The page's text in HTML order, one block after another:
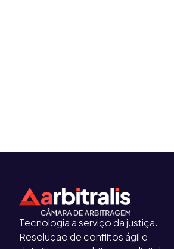
Tecnologia a serviço da justiça.
Resolução de conflitos ágil e